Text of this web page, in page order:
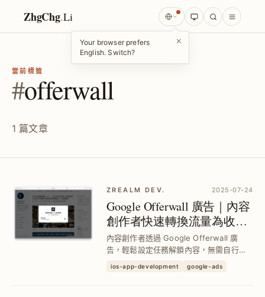
ZhgChg.Li
Your browser prefers
English. Switch?
×
當前標籤
#offerwall
1 篇文章
ZREALM DEV. 2025-07-24
Google Offerwall 廣告｜內容
創作者快速轉換流量為收益
的獎勵牆方案
內容創作者透過 Google Offerwall 廣
告，輕鬆設定任務解鎖內容，無需自行開
合中小型網站與個人部落格，提升變現效
ios-app-development google-ads